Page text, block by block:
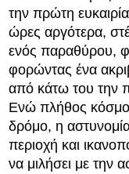
την πρώτη
ώρες αργότερα,
ενός παραθύρου,
φορώντας ένα
από κάτω του την
Ενώ πλήθος
δρόμο, η
περιοχή και
να μιλήσει με την